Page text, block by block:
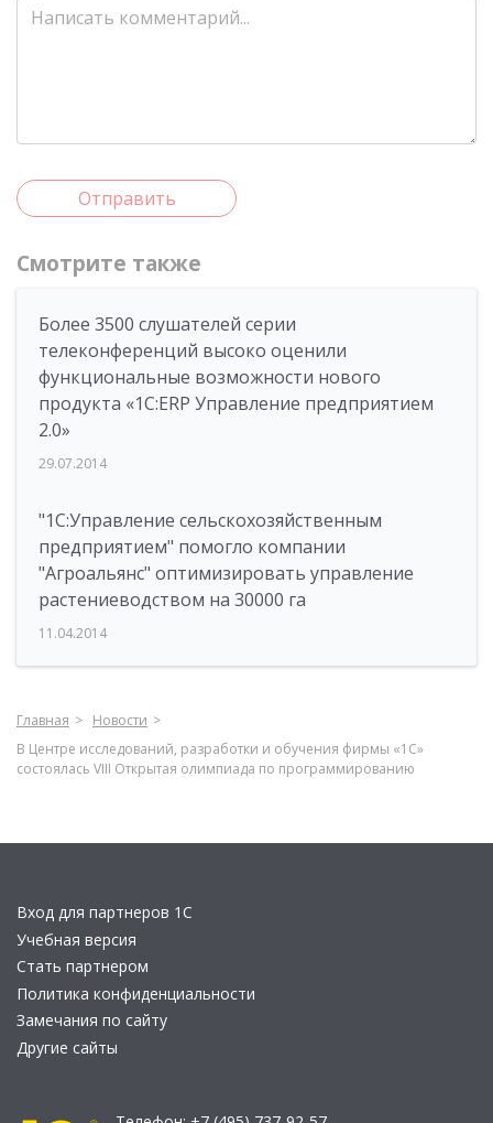
Отправить
Смотрите также
Более 3500 слушателей серии
телеконференций высоко оценили
функциональные возможности нового
продукта «1С:ERP Управление предприятием
2.0»
29.07.2014
"1С:Управление сельскохозяйственным
предприятием" помогло компании
"Агроальянс" оптимизировать управление
растениеводством на 30000 га
11.04.2014
Главная
Новости
В Центре исследований, разработки и обучения фирмы «1С»
состоялась VIII Открытая олимпиада по программированию
Вход для партнеров 1С
Учебная версия
Стать партнером
Политика конфиденциальности
Замечания по сайту
Другие сайты